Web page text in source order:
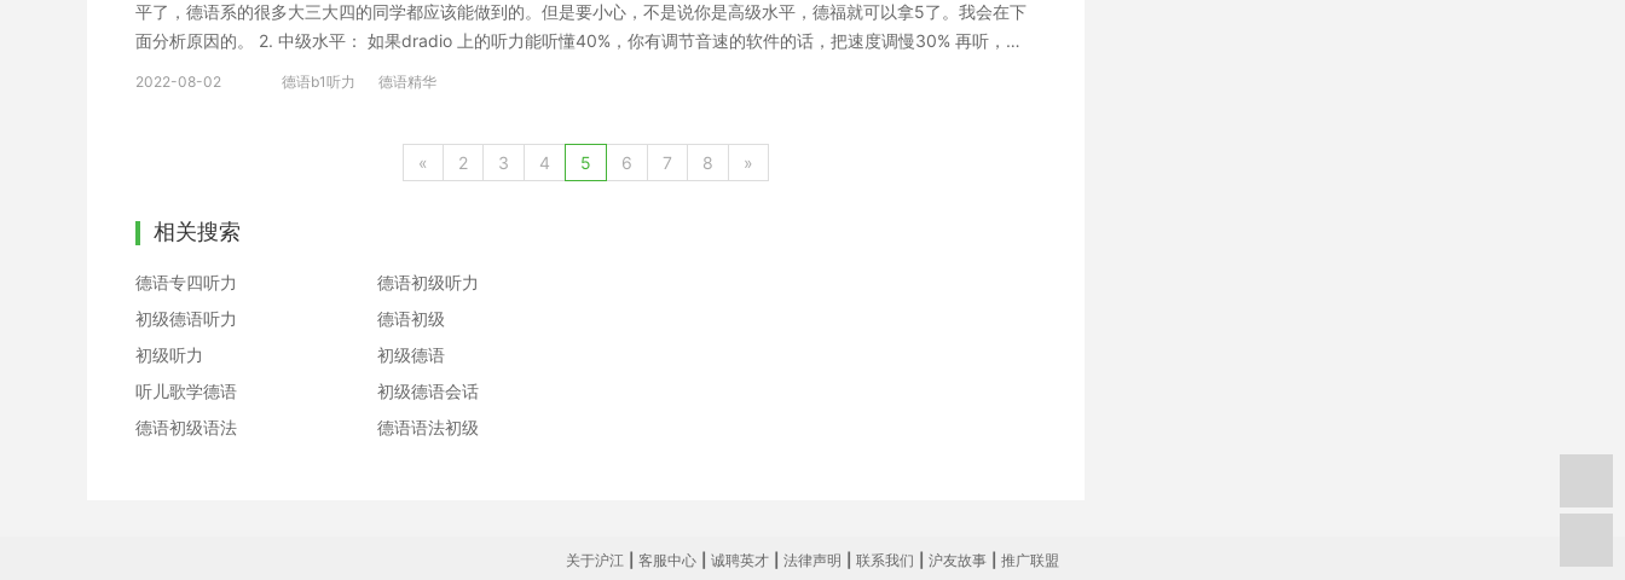
累和掌握，学习过程中方法很重要，方法用对，学习才能提高效率。下面是德语听力听完较长的一段后背诵出来。一般来
说，学习者如果能较准确地背含有四到五个分句的段落，就具有相当好的超短时间记忆力了，同时被训练的还有精力集中
的能力和语音模仿能力。 以上就是小编给大家分享的德语听力提升技巧，希望可以给大家在学习的时候带来帮助。
平了，德语系的很多大三大四的同学都应该能做到的。但是要小心，不是说你是高级水平，德福就可以拿5了。我会在下
面分析原因的。 2. 中级水平： 如果dradio 上的听力能听懂40%，你有调节音速的软件的话，把速度调慢30% 再听，如
的人，稍微不注意就是unter 3 这些人大多数时候是把听力文章尤其是第二篇和第三篇都当作阅读来做的，听不懂就看原
文，看完原文后再来听文章，这时候觉得听懂了还沾沾自喜呢。 当然如果是这样的状态，足够用功的话，背上个20-30篇
词呢，当阅读都不是很明白，听整片文章只能听懂个别的单句，甚至只是不连贯的单词，这样的话很可能听力是unter
3。 以上就是小编给大家分享的德语听力训练方法，希望可以给大家在学习的时候带来帮助。
2022-08-02 德语b1听力 德语精华
« 2 3 4 5 6 7 8 »
相关搜索
德语专四听力
德语初级听力
初级德语听力
德语初级
初级听力
初级德语
听儿歌学德语
初级德语会话
德语初级语法
德语语法初级
关于沪江 客服中心 诚聘英才 法律声明 联系我们 沪友故事 推广联盟